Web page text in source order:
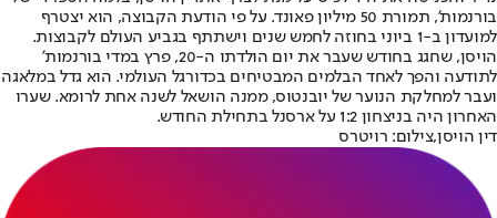
בורנמות', תמורת 50 מיליון פאונד. על פי הודעת הקבוצה, הוא יצטרף
למועדון ב-1 ביוני בחוזה לחמש שנים וישתתף בגביע העולם לקבוצות.
הויסן, שחגג בחודש שעבר את יום הולדתו ה-20, פרץ במדי בורנמות'
לתודעה והפך לאחד הבלמים המבטיחים בכדורגל העולמי. הוא גדל במלאגה
ועבר למחלקת הנוער של יובנטוס, ממנה הושאל לשנה אחת לרומא. שערו
האחרון היה בניצחון 1:2 על ארסנל בתחילת החודש.
דין הויסן,צילום: רויטרס